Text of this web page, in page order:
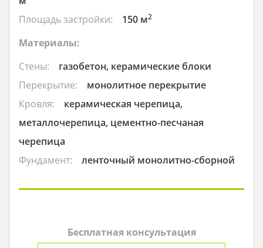
Площадь застройки:
150 м2
Материалы:
Стены:
газобетон, керамические блоки
Перекрытие:
монолитное перекрытие
Кровля:
керамическая черепица,
металлочерепица, цементно-песчаная
черепица
Фундамент:
ленточный монолитно-сборной
Бесплатная консультация